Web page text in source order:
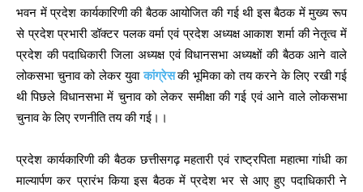
भवन में प्रदेश कार्यकारिणी की बैठक आयोजित की गई थी इस बैठक में मुख्य रूप
से प्रदेश प्रभारी डॉक्टर पलक वर्मा एवं प्रदेश अध्यक्ष आकाश शर्मा की नेतृत्व में
प्रदेश की पदाधिकारी जिला अध्यक्ष एवं विधानसभा अध्यक्षों की बैठक आने वाले
लोकसभा चुनाव को लेकर युवाकांग्रेसकी भूमिका को तय करने के लिए रखी गई
थी पिछले विधानसभा में चुनाव को लेकर समीक्षा की गई एवं आने वाले लोकसभा
चुनाव के लिए रणनीति तय की गई।।
प्रदेश कार्यकारिणी की बैठक छत्तीसगढ़ महतारी एवं राष्ट्रपिता महात्मा गांधी का
माल्यार्पण कर प्रारंभ किया इस बैठक में प्रदेश भर से आए हुए पदाधिकारी ने